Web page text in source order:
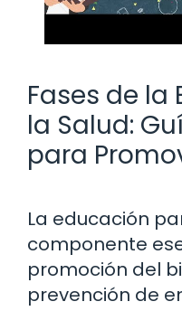
Fases de
la Salud:
para
La educación
componente
promoción del
prevención de